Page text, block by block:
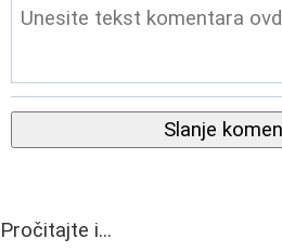
Slanje
Pročitajte i...